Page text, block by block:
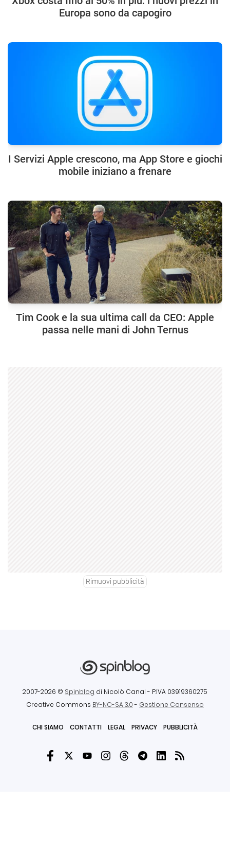
Europa sono da capogiro
I Servizi Apple crescono, ma App Store e giochi
mobile iniziano a frenare
Tim Cook e la sua ultima call da CEO: Apple
passa nelle mani di John Ternus
Rimuovi pubblicità
2007-2026 © Spinblog di Nicolò Canal - P.IVA 03919360275
Creative Commons BY-NC-SA 3.0- Gestione Consenso
CHI SIAMO CONTATTI LEGAL PRIVACY PUBBLICITÀ